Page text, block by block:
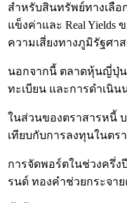
สำหรับสินทรัพย์ทางเลือ
แข็งค่าและ Real
ความเสี่ยงทางภูมิรัฐศา
นอกจากนี้ ตลาดหุ้นญี่ปุ่น
ทะเบียน และการดำเนิ
ในส่วนของตราสารหนี้
เทียบกับการลงทุนในตร
การจัดพอร์ตในช่วงครึ่ง
รนด์ ทองคำช่วยกระจา